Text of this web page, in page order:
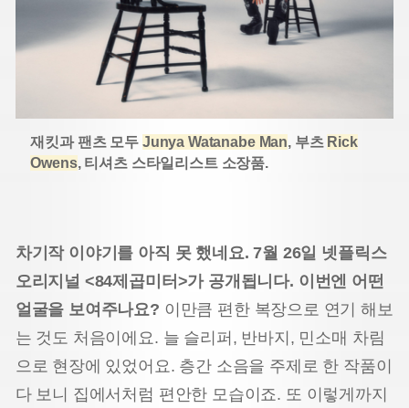
재킷과 팬츠 모두 Junya Watanabe Man, 부츠 Rick
Owens, 티셔츠 스타일리스트 소장품.
차기작 이야기를 아직 못 했네요. 7월 26일 넷플릭스
오리지널 <84제곱미터>가 공개됩니다. 이번엔 어떤
얼굴을 보여주나요? 이만큼 편한 복장으로 연기 해보
는 것도 처음이에요. 늘 슬리퍼, 반바지, 민소매 차림
으로 현장에 있었어요. 층간 소음을 주제로 한 작품이
다 보니 집에서처럼 편안한 모습이죠. 또 이렇게까지